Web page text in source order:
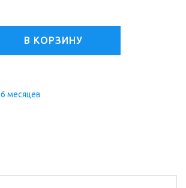
В КОРЗИНУ
6 месяцев